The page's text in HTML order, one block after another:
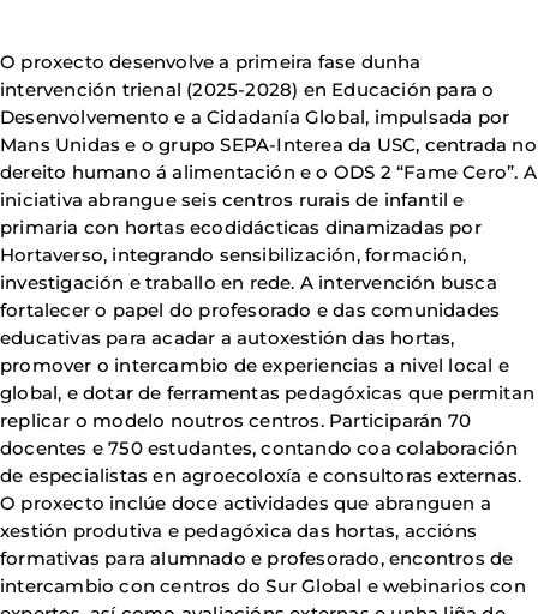
O proxecto desenvolve a primeira fase dunha
intervención trienal (2025-2028) en Educación para o
Desenvolvemento e a Cidadanía Global, impulsada por
Mans Unidas e o grupo SEPA-Interea da USC, centrada no
dereito humano á alimentación e o ODS 2 “Fame Cero”. A
iniciativa abrangue seis centros rurais de infantil e
primaria con hortas ecodidácticas dinamizadas por
Hortaverso, integrando sensibilización, formación,
investigación e traballo en rede. A intervención busca
fortalecer o papel do profesorado e das comunidades
educativas para acadar a autoxestión das hortas,
promover o intercambio de experiencias a nivel local e
global, e dotar de ferramentas pedagóxicas que permitan
replicar o modelo noutros centros. Participarán 70
docentes e 750 estudantes, contando coa colaboración
de especialistas en agroecoloxía e consultoras externas.
O proxecto inclúe doce actividades que abranguen a
xestión produtiva e pedagóxica das hortas, accións
formativas para alumnado e profesorado, encontros de
intercambio con centros do Sur Global e webinarios con